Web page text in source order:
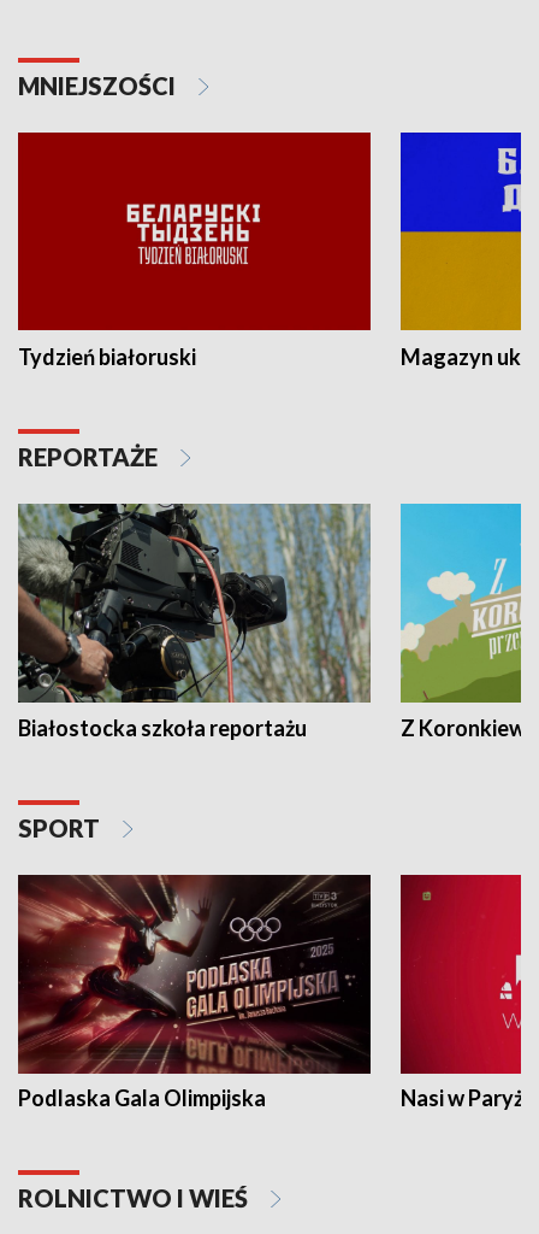
MNIEJSZOŚCI
Tydzień białoruski Magazyn
REPORTAŻE
Białostocka szkoła reportażu Z
SPORT
Podlaska Gala Olimpijska Nasi w Paryżu
ROLNICTWO I WIEŚ